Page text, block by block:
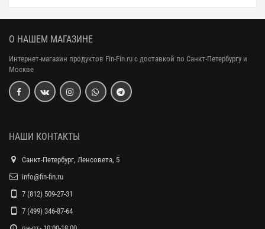
О НАШЕМ МАГАЗИНЕ
Интернет-магазин продуктов Fin-Fin.ru с доставкой по Санкт-Петербургу и
Москве
НАШИ КОНТАКТЫ
Санкт-Петербург, Ленсовета, 5
info@fin-fin.ru
7 (812) 509-27-31
7 (499) 346-87-64